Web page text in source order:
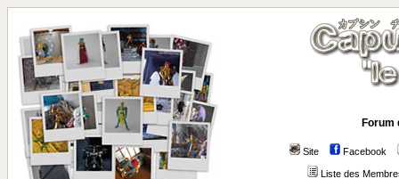
Forum
Site Facebook
Liste des